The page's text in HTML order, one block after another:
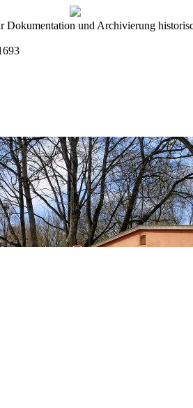
Dokumentation und Archivierung